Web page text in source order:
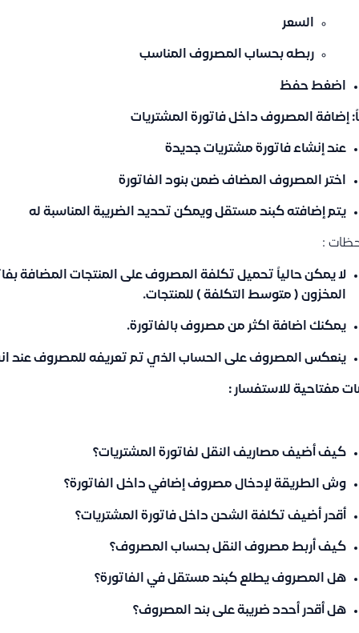
السعر
ربطه بحساب المصروف المناسب
اضغط حفظ
إضافة المصروف داخل فاتورة المشتريات
عند إنشاء فاتورة مشتريات جديدة
اختر المصروف المضاف ضمن بنود الفاتورة
يتم إضافته كبند مستقل ويمكن تحديد الضريبة المناسبة له
:
لا يمكن حالياً تحميل تكلفة المصروف على المنتجات المضافة
المخزون ( متوسط التكلفة ) للمنتجات.
يمكنك اضافة اكثر من مصروف بالفاتورة.
ينعكس المصروف على الحساب الذي تم تعريفه للمصروف عند
مفتاحية للاستفسار :
كيف أضيف مصاريف النقل لفاتورة المشتريات؟
وش الطريقة لإدخال مصروف إضافي داخل الفاتورة؟
أقدر أضيف تكلفة الشحن داخل فاتورة المشتريات؟
كيف أربط مصروف النقل بحساب المصروف؟
هل المصروف يطلع كبند مستقل في الفاتورة؟
هل أقدر أحدد ضريبة على بند المصروف؟